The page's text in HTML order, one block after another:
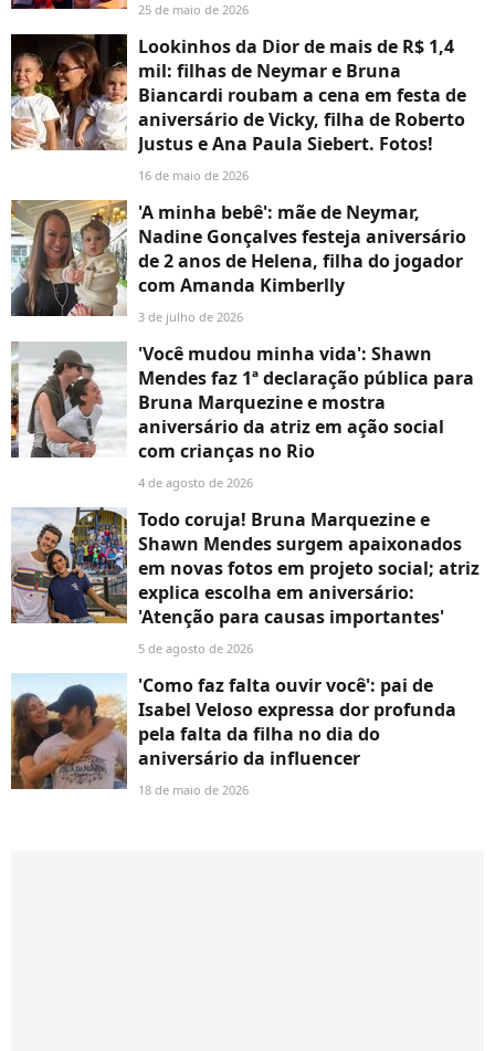
25 de maio de 2026
Lookinhos da Dior de mais de R$ 1,4
mil: filhas de Neymar e Bruna
Biancardi roubam a cena em festa de
aniversário de Vicky, filha de Roberto
Justus e Ana Paula Siebert. Fotos!
16 de maio de 2026
'A minha bebê': mãe de Neymar,
Nadine Gonçalves festeja aniversário
de 2 anos de Helena, filha do jogador
com Amanda Kimberlly
3 de julho de 2026
'Você mudou minha vida': Shawn
Mendes faz 1ª declaração pública para
Bruna Marquezine e mostra
aniversário da atriz em ação social
com crianças no Rio
4 de agosto de 2026
Todo coruja! Bruna Marquezine e
Shawn Mendes surgem apaixonados
em novas fotos em projeto social; atriz
explica escolha em aniversário:
'Atenção para causas importantes'
5 de agosto de 2026
'Como faz falta ouvir você': pai de
Isabel Veloso expressa dor profunda
pela falta da filha no dia do
aniversário da influencer
18 de maio de 2026